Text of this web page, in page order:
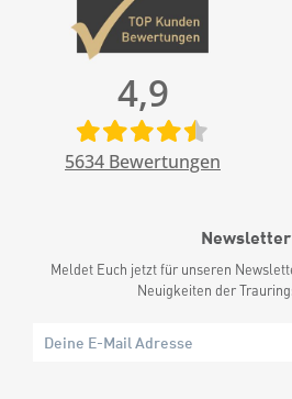
4,9
5634 Bewertungen
Newsletter
Meldet Euch jetzt für unseren
Neuigkeiten der